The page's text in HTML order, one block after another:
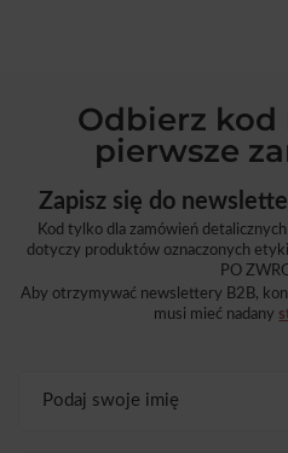
Odbierz kod
pierwsze
Zapisz się do
Kod tylko dla zamówień
dotyczy produktów oznaczonych
PO
Aby otrzymywać newslettery B2B,
musi mieć nadany
Podaj swoje imię